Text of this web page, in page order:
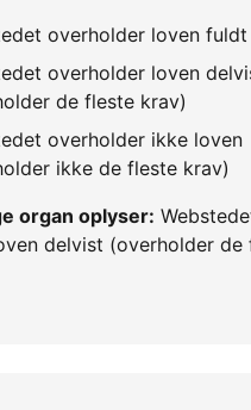
overholder loven fuldt
overholder loven
de fleste krav)
overholder ikke loven
ikke de fleste krav)
organ oplyser:
delvist (overholder de